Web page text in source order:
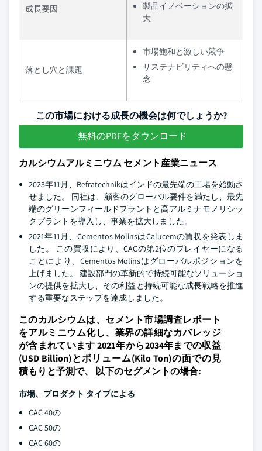
成長要因
製品イノベーションの拡
大
落とし穴と課題
市場飽和と激しい競争
サステナビリティへの懸
念
この市場における成長の機会は何でしょうか?
無料のPDFをダウンロード
カルシウムアルミニウム セメント産業ニュース
2023年11月、Refratechnikはインドの最先端の工場を始動さ
せました。 同社は、顧客のグローバル要件を満たし、最先
端のグリーンフィールドプラントと高アルミナモノリシッ
クプラントを導入し、事業を拡大しました。
2021年11月、Cementos MolinsはCalucemの買収を発表しま
した。 この買収により、CACの第2位のプレイヤーになる
ことにより、Cementos Molinsはグローバルポジションを
上げました。 建設部門の革新的で持続可能なソリューショ
ンの提供を拡大し、その利益と持続可能な成長戦略を推進
する重要なステップを達成しました。
このカルシウムは、セメント市場調査レポート
をアルミニウム化し、業界の詳細なカバレッジ
が含まれています 2021年から2034年までの収益
(USD Billion)とボリューム(Kilo Ton)の面での見
積もりと予測で、 以下のセグメントの場合:
市場、プロダクト タイプによる
CAC 40の
CAC 50の
CAC 60の